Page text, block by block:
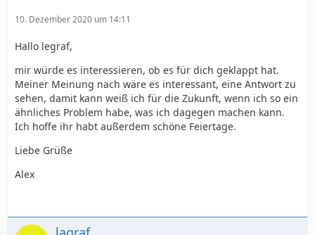
10. Dezember 2020 um 14:11
Hallo legraf,
mir würde es interessieren, ob es für dich geklappt hat.
Meiner Meinung nach wäre es interessant, eine Antwort zu
sehen, damit kann weiß ich für die Zukunft, wenn ich so ein
ähnliches Problem habe, was ich dagegen machen kann.
Ich hoffe ihr habt außerdem schöne Feiertage.
Liebe Grüße
Alex